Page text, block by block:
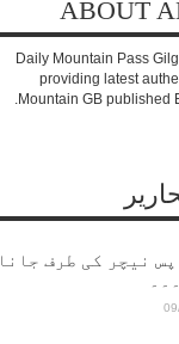
ABOUT
Daily Mountain Pass
providing latest
Mountain GB published
نیچر کی طرف جانا